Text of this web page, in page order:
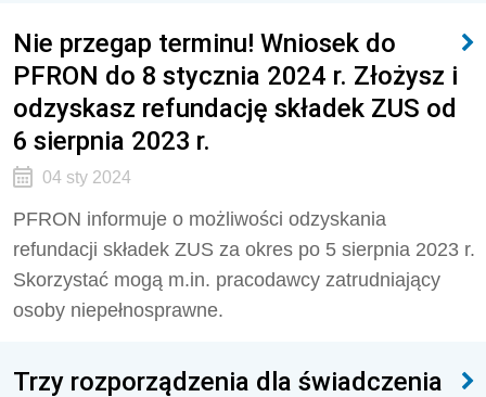
Nie przegap terminu! Wniosek do
PFRON do 8 stycznia 2024 r. Złożysz i
odzyskasz refundację składek ZUS od
6 sierpnia 2023 r.
04 sty 2024
PFRON informuje o możliwości odzyskania
refundacji składek ZUS za okres po 5 sierpnia 2023 r.
Skorzystać mogą m.in. pracodawcy zatrudniający
osoby niepełnosprawne.
Trzy rozporządzenia dla świadczenia